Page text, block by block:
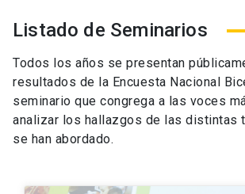
Listado de Seminarios
Todos los años se presentan
resultados de la Encuesta Nacional
seminario que congrega a las voces
analizar los hallazgos de las distintas
se han abordado.